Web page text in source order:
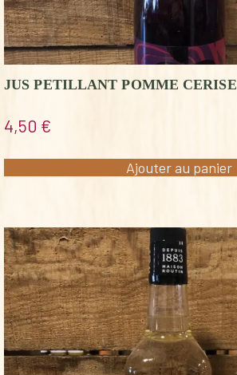
JUS PETILLANT POMME CERISE
4,50 €
Ajouter au panier